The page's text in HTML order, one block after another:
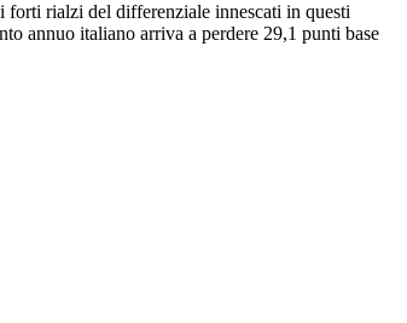
rialzi del differenziale innescati in questi
annuo italiano arriva a perdere 29,1 punti base